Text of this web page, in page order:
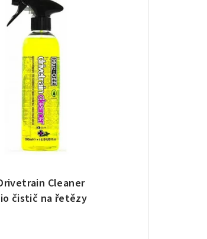
Cleaner
čistič na řetězy